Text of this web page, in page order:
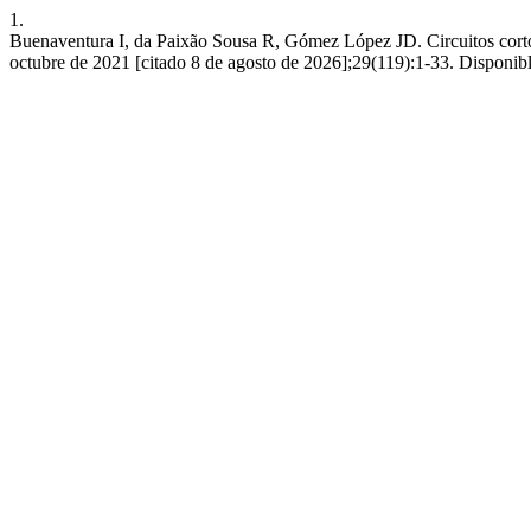
1.
Buenaventura I, da Paixão Sousa R, Gómez López JD. Circuitos
octubre de 2021 [citado 8 de agosto de 2026];29(119):1-33.